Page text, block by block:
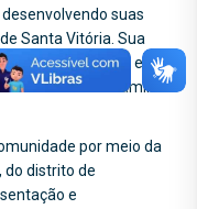
suas
Santa Vitória. Sua
à simplicidade e ao
com as famílias
por meio da
do distrito de
e